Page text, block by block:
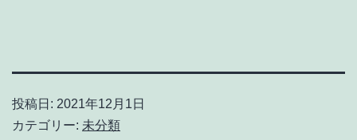
投稿日: 2021年12月1日
カテゴリー: 未分類